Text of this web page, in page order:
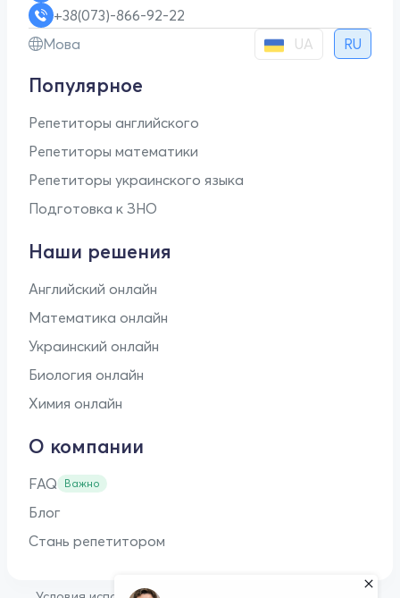
+38(073)-866-92-22
Мова
UA RU
Популярное
Репетиторы английского
Репетиторы математики
Репетиторы украинского языка
Подготовка к ЗНО
Наши решения
Английский онлайн
Математика онлайн
Украинский онлайн
Биология онлайн
Химия онлайн
О компании
FAQ Важно
Блог
Стань репетитором